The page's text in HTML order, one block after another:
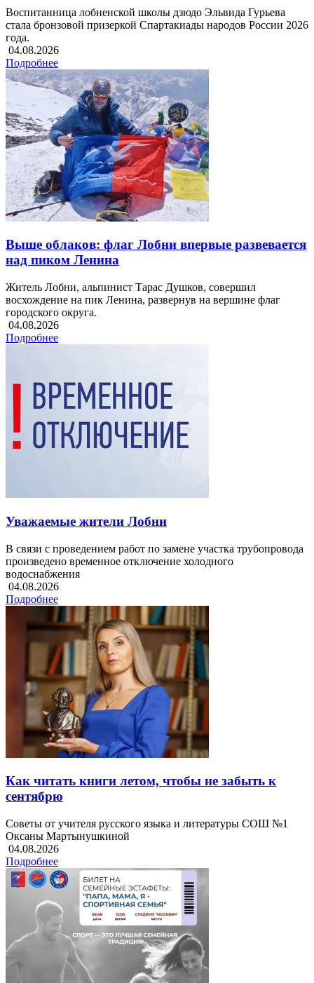
Воспитанница лобненской школы дзюдо Эльвида Гурьева
стала бронзовой призеркой Спартакиады народов России 2026
года.
04.08.2026
Подробнее
Выше облаков: флаг Лобни впервые развевается
над пиком Ленина
Житель Лобни, альпинист Тарас Душков, совершил
восхождение на пик Ленина, развернув на вершине флаг
городского округа.
04.08.2026
Подробнее
Уважаемые жители Лобни
В связи с проведением работ по замене участка трубопровода
произведено временное отключение холодного
водоснабжения
04.08.2026
Подробнее
Как читать книги летом, чтобы не забыть к
сентябрю
Советы от учителя русского языка и литературы СОШ №1
Оксаны Мартынушкиной
04.08.2026
Подробнее